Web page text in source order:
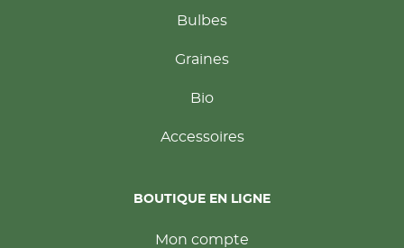
Bulbes
Graines
Bio
Accessoires
BOUTIQUE EN LIGNE
Mon compte